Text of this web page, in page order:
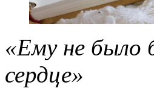
«Ему не было
сердце»